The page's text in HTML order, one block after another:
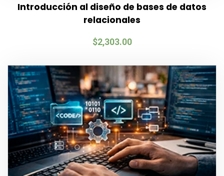
Introducción al diseño de bases de datos
relacionales
$2,303.00